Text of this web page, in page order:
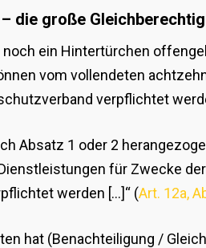
die große
ein Hintertürchen
vom vollendeten
verpflichtet
Absatz 1 oder 2
für Zwecke
werden […]“ (Art. 12a,
hat (Benachteiligung /